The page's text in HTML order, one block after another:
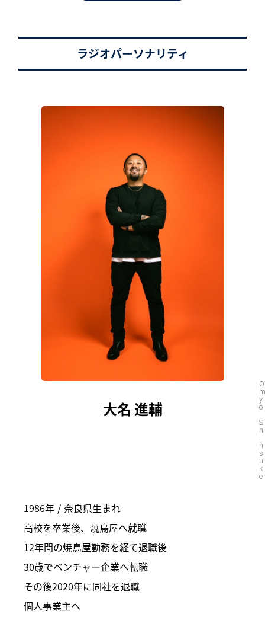
ラジオパーソナリティ
大名 進輔
O
m
y
o
S
h
i
n
s
u
k
e
1986年 / 奈良県生まれ
高校を卒業後、焼鳥屋へ就職
12年間の焼鳥屋勤務を経て退職後
30歳でベンチャー企業へ転職
その後2020年に同社を退職
個人事業主へ